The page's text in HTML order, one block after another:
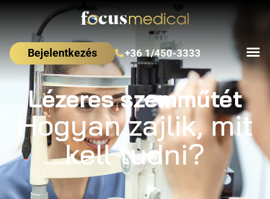
Bejelentkezés +36 1/450-3333
Lézeres szemműtét
Hogyan zajlik, mit
kell tudni?